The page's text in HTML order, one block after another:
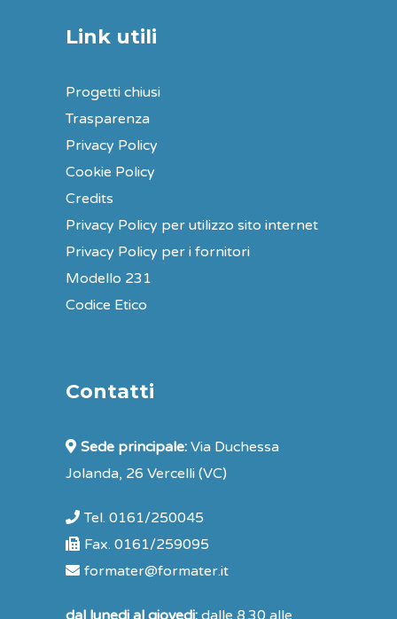
Link utili
Progetti chiusi
Trasparenza
Privacy Policy
Cookie Policy
Credits
Privacy Policy per utilizzo sito internet
Privacy Policy per i fornitori
Modello 231
Codice Etico
Contatti
Sede principale: Via Duchessa
Jolanda, 26 Vercelli (VC)
Tel. 0161/250045
Fax. 0161/259095
formater@formater.it
dal lunedi al giovedi: dalle 8.30 alle